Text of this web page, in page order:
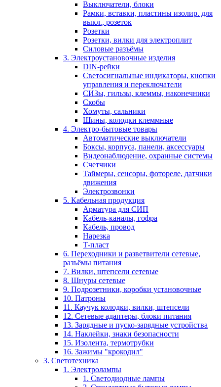
Выключатели, блоки
Рамки, вставки, пластины изолир. для
выкл., розеток
Розетки
Розетки, вилки для электроплит
Силовые разъёмы
3. Электроустановочные изделия
DIN-рейки
Светосигнальные индикаторы, кнопки
управления и переключатели
СИЗы, гильзы, клеммы, наконечники
Скобы
Хомуты, сальники
Шины, колодки клеммные
4. Электро-бытовые товары
Автоматические выключатели
Боксы, корпуса, панели, аксессуары
Видеонаблюдение, охранные системы
Счетчики
Таймеры, сенсоры, фотореле, датчики
движения
Электрозвонки
5. Кабельная продукция
Арматура для СИП
Кабель-каналы, гофра
Кабель, провод
Нарезка
Т-пласт
6. Переходники и разветвители сетевые,
разъёмы питания
7. Вилки, штепсели сетевые
8. Шнуры сетевые
9. Подрозетники, коробки установочные
10. Патроны
11. Каучук колодки, вилки, штепсели
12. Сетевые адаптеры, блоки питания
13. Зарядные и пуско-зарядные устройства
14. Наклейки, знаки безопасности
15. Изолента, термотрубки
16. Зажимы "крокодил"
3. Светотехника
1. Электролампы
1. Светодиодные лампы